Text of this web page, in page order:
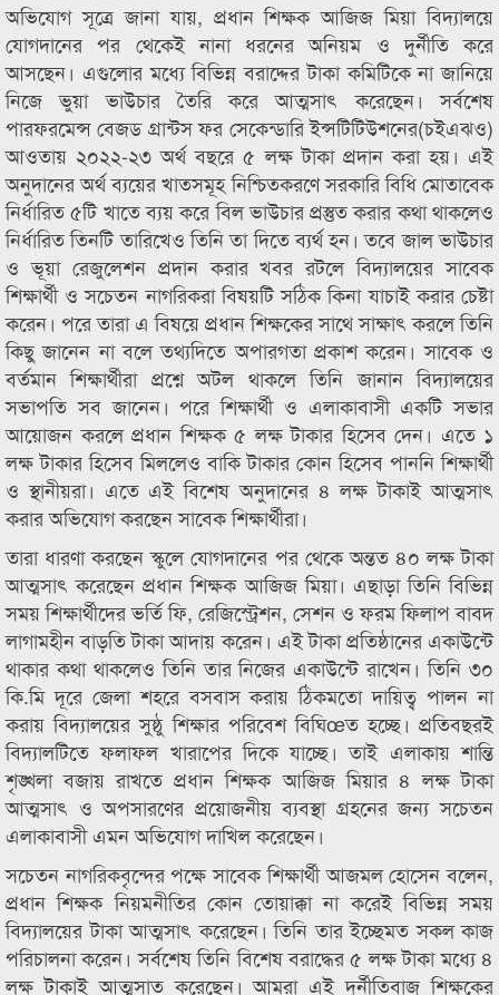
অভিযোগ সূত্রে জানা যায়, প্রধান শিক্ষক আজিজ মিয়া বিদ্যালয়ে
যোগদানের পর থেকেই নানা ধরনের অনিয়ম ও দুর্নীতি করে
আসছেন। এগুলোর মধ্যে বিভিন্ন বরাদ্দের টাকা কমিটিকে না জানিয়ে
নিজে ভুয়া ভাউচার তৈরি করে আত্মসাৎ করেছেন। সর্বশেষ
পারফরমেন্স বেজড গ্রান্টস ফর সেকেন্ডারি ইন্সটিটিউশনের(চইএঝও)
আওতায় ২০২২-২৩ অর্থ বছরে ৫ লক্ষ টাকা প্রদান করা হয়। এই
অনুদানের অর্থ ব্যয়ের খাতসমূহ নিশ্চিতকরণে সরকারি বিধি মোতাবেক
নির্ধারিত ৫টি খাতে ব্যয় করে বিল ভাউচার প্রস্তুত করার কথা থাকলেও
নির্ধারিত তিনটি তারিখেও তিনি তা দিতে ব্যর্থ হন। তবে জাল ভাউচার
ও ভূয়া রেজুলেশন প্রদান করার খবর রটলে বিদ্যালয়ের সাবেক
শিক্ষার্থী ও সচেতন নাগরিকরা বিষয়টি সঠিক কিনা যাচাই করার চেষ্টা
করেন। পরে তারা এ বিষয়ে প্রধান শিক্ষকের সাথে সাক্ষাৎ করলে তিনি
কিছু জানেন না বলে তথ্যদিতে অপারগতা প্রকাশ করেন। সাবেক ও
বর্তমান শিক্ষার্থীরা প্রশ্নে অটল থাকলে তিনি জানান বিদ্যালয়ের
সভাপতি সব জানেন। পরে শিক্ষার্থী ও এলাকাবাসী একটি সভার
আয়োজন করলে প্রধান শিক্ষক ৫ লক্ষ টাকার হিসেব দেন। এতে ১
লক্ষ টাকার হিসেব মিললেও বাকি টাকার কোন হিসেব পাননি শিক্ষার্থী
ও স্থানীয়রা। এতে এই বিশেষ অনুদানের ৪ লক্ষ টাকাই আত্মসাৎ
করার অভিযোগ করছেন সাবেক শিক্ষার্থীরা।
তারা ধারণা করছেন স্কুলে যোগদানের পর থেকে অন্তত ৪০ লক্ষ টাকা
আত্মসাৎ করেছেন প্রধান শিক্ষক আজিজ মিয়া। এছাড়া তিনি বিভিন্ন
সময় শিক্ষার্থীদের ভর্তি ফি, রেজিস্ট্রেশন, সেশন ও ফরম ফিলাপ বাবদ
লাগামহীন বাড়তি টাকা আদায় করেন। এই টাকা প্রতিষ্ঠানের একাউন্টে
থাকার কথা থাকলেও তিনি তার নিজের একাউন্টে রাখেন। তিনি ৩০
কি.মি দূরে জেলা শহরে বসবাস করায় ঠিকমতো দায়িত্ব পালন না
করায় বিদ্যালয়ের সুষ্ঠু শিক্ষার পরিবেশ বিঘিœত হচ্ছে। প্রতিবছরই
বিদ্যালটিতে ফলাফল খারাপের দিকে যাচ্ছে। তাই এলাকায় শান্তি
শৃঙ্খলা বজায় রাখতে প্রধান শিক্ষক আজিজ মিয়ার ৪ লক্ষ টাকা
আত্মসাৎ ও অপসারণের প্রয়োজনীয় ব্যবস্থা গ্রহনের জন্য সচেতন
এলাকাবাসী এমন অভিযোগ দাখিল করেছেন।
সচেতন নাগরিকবৃন্দের পক্ষে সাবেক শিক্ষার্থী আজমল হোসেন বলেন,
প্রধান শিক্ষক নিয়মনীতির কোন তোয়াক্কা না করেই বিভিন্ন সময়
বিদ্যালয়ের টাকা আত্মসাৎ করেছেন। তিনি তার ইচ্ছেমত সকল কাজ
পরিচালনা করেন। সর্বশেষ তিনি বিশেষ বরাদ্ধের ৫ লক্ষ টাকা মধ্যে ৪
লক্ষ টাকাই আত্মসাত করেছেন। আমরা এই দুর্নীতিবাজ শিক্ষকের